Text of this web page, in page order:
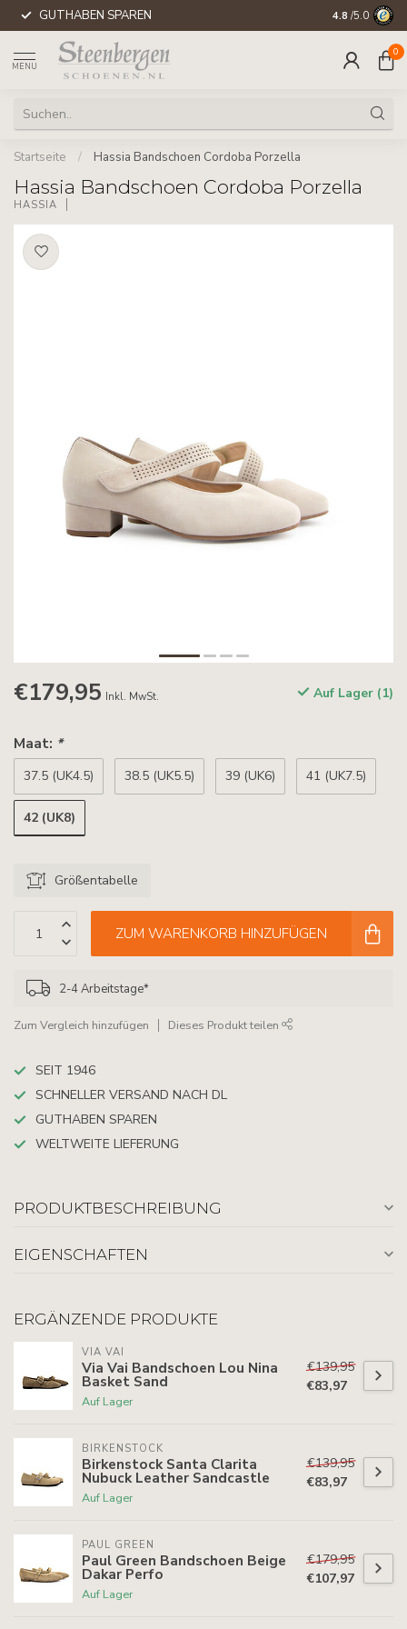
GUTHABEN SPAREN WELTWEITE
4.8 /5.0
MENU
0
Startseite / Hassia Bandschoen Cordoba Porzella
Hassia Bandschoen Cordoba Porzella
HASSIA
€179,95 Inkl. MwSt. Auf Lager (1)
Maat: *
37.5 (UK4.5) 38.5 (UK5.5) 39 (UK6) 41 (UK7.5)
42 (UK8)
Größentabelle
ZUM WARENKORB HINZUFÜGEN
2-4 Arbeitstage*
Zum Vergleich hinzufügen Dieses Produkt teilen
SEIT 1946
SCHNELLER VERSAND NACH DL
GUTHABEN SPAREN
WELTWEITE LIEFERUNG
PRODUKTBESCHREIBUNG
EIGENSCHAFTEN
ERGÄNZENDE PRODUKTE
VIA VAI
Via Vai Bandschoen Lou Nina
Basket Sand
Auf Lager
€139,95
€83,97
BIRKENSTOCK
Birkenstock Santa Clarita
Nubuck Leather Sandcastle
Auf Lager
€139,95
€83,97
PAUL GREEN
Paul Green Bandschoen Beige
Dakar Perfo
Auf Lager
€179,95
€107,97